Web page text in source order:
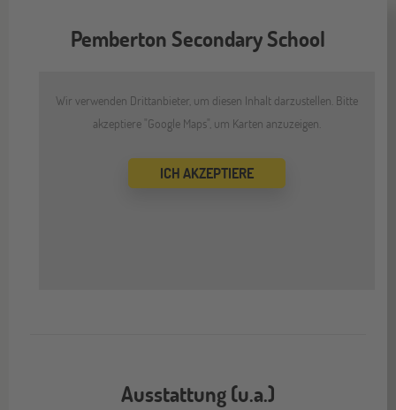
Pemberton Secondary School
Wir verwenden Drittanbieter, um diesen Inhalt darzustellen. Bitte
akzeptiere "Google Maps", um Karten anzuzeigen.
ICH AKZEPTIERE
Ausstattung (u.a.)